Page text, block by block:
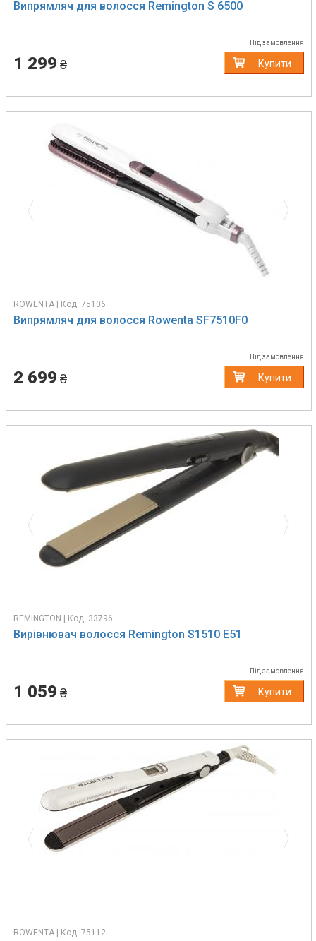
Випрямляч для волосся Remington S 6500
Під замовлення
1 299 ₴ Купити
Previous
ROWENTA | Код: 75106
Випрямляч для волосся Rowenta SF7510F0
Під замовлення
2 699 ₴ Купити
Previous
REMINGTON | Код: 33796
Вирівнювач волосся Remington S1510 E51
Під замовлення
1 059 ₴ Купити
Previous
ROWENTA | Код: 75112